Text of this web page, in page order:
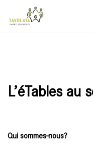
L’éTables au
Qui sommes-nous?